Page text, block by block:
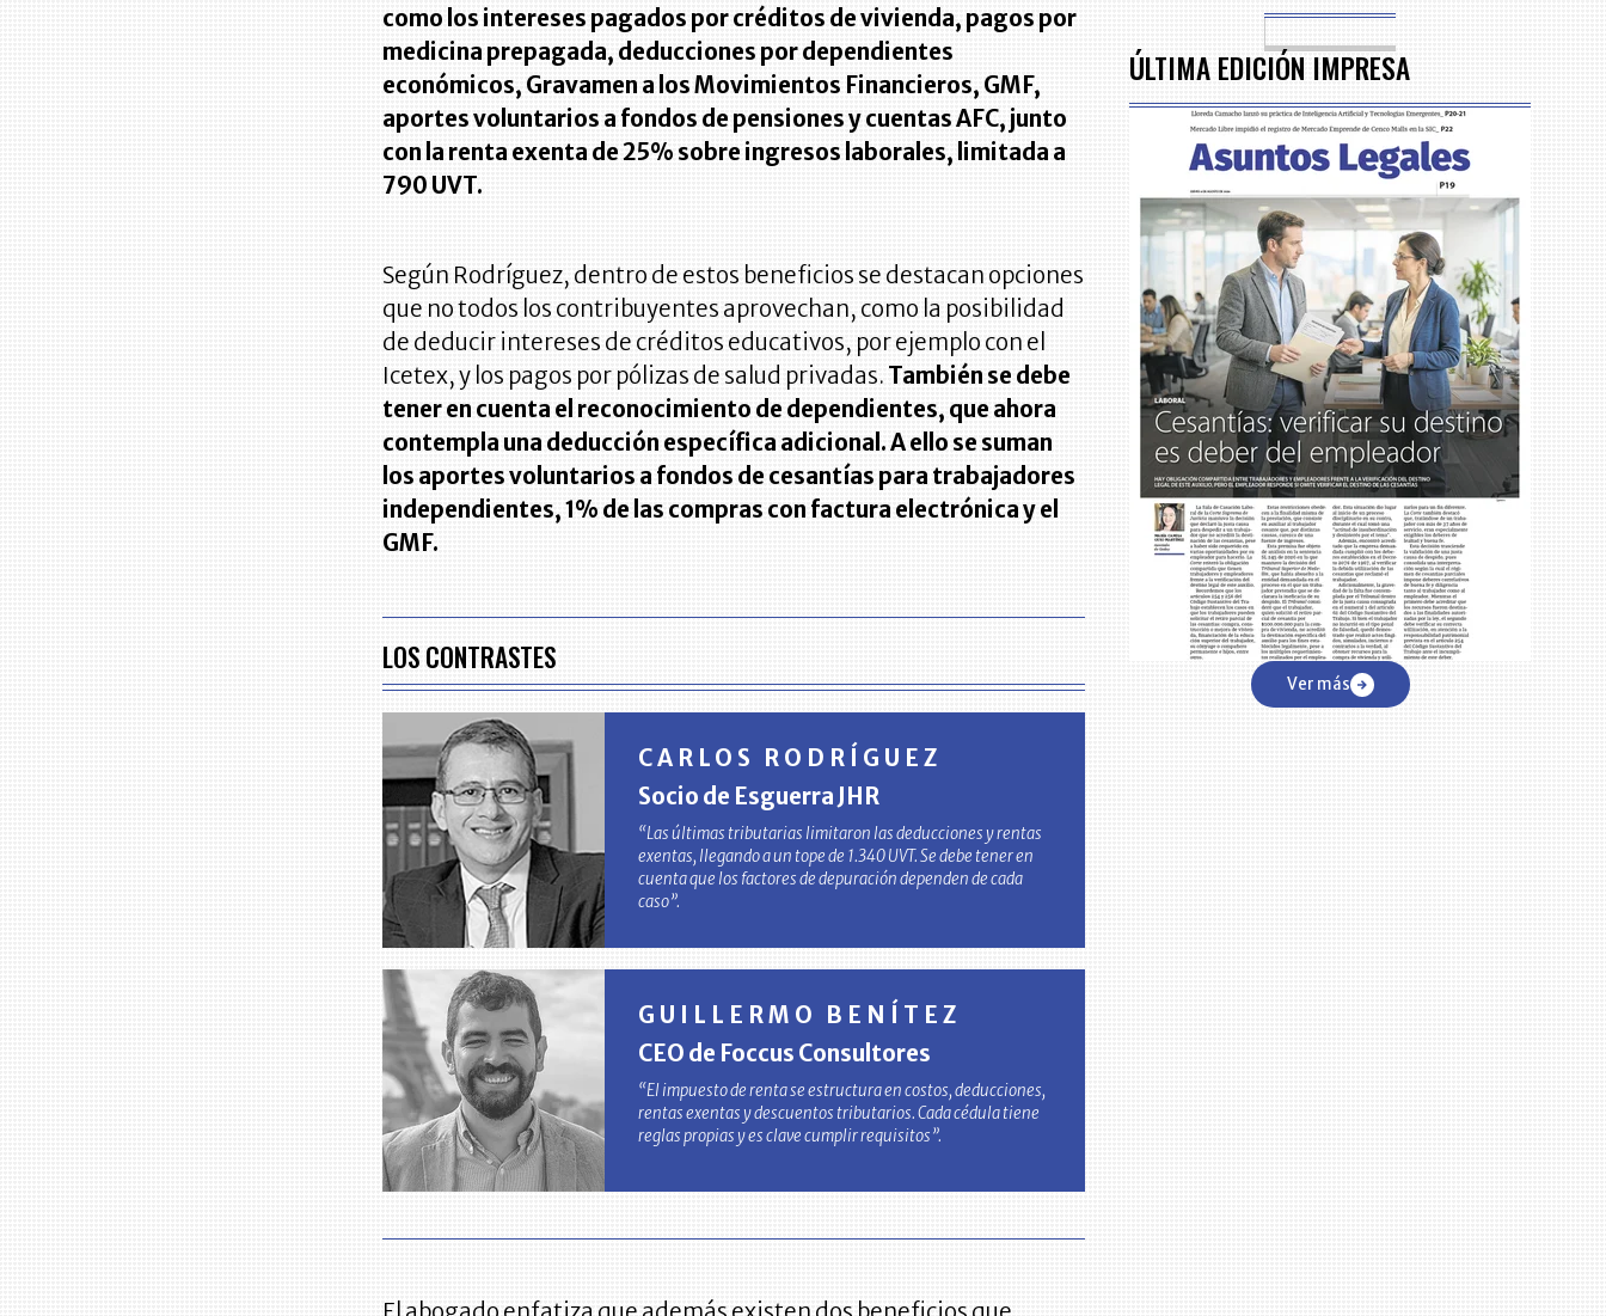
como los intereses pagados por créditos de vivienda, pagos por
medicina prepagada, deducciones por dependientes
económicos, Gravamen a los Movimientos Financieros, GMF,
aportes voluntarios a fondos de pensiones y cuentas AFC, junto
con la renta exenta de 25% sobre ingresos laborales, limitada a
790 UVT.
Según Rodríguez, dentro de estos beneficios se destacan opciones
que no todos los contribuyentes aprovechan, como la posibilidad
de deducir intereses de créditos educativos, por ejemplo con el
Icetex, y los pagos por pólizas de salud privadas. También se debe
tener en cuenta el reconocimiento de dependientes, que ahora
contempla una deducción específica adicional. A ello se suman
los aportes voluntarios a fondos de cesantías para trabajadores
independientes, 1% de las compras con factura electrónica y el
GMF.
LOS CONTRASTES
CARLOS RODRÍGUEZ
Socio de Esguerra JHR
“Las últimas tributarias limitaron las deducciones y rentas
exentas, llegando a un tope de 1.340 UVT. Se debe tener en
cuenta que los factores de depuración dependen de cada
caso”.
GUILLERMO BENÍTEZ
CEO de Foccus Consultores
“El impuesto de renta se estructura en costos, deducciones,
rentas exentas y descuentos tributarios. Cada cédula tiene
reglas propias y es clave cumplir requisitos”.
ÚLTIMA EDICIÓN IMPRESA
Ver más